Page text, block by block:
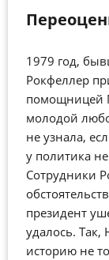
1979 год,
Рокфеллер
помощницей
молодой
не узнала,
у политика
Сотрудники
президент
удалось.
историю не